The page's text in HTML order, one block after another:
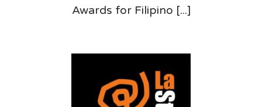
Awards for Filipino [...]